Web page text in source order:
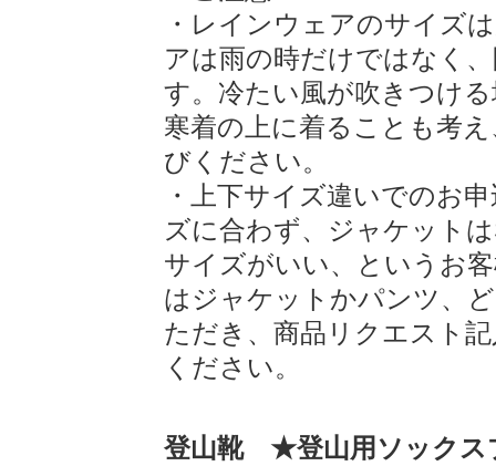
・レインウェアのサイズ
アは雨の時だけではなく
す。冷たい風が吹きつけ
寒着の上に着ることも考
びください。
・上下サイズ違いでのお
ズに合わず、ジャケット
サイズがいい、というお
はジャケットかパンツ、
ただき、商品リクエスト
ください。
登山靴 ★登山用ソックス